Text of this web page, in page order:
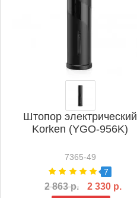
Штопор электрический
Korken (YGO-956K)
7365-49
7
2 863 р. 2 330 р.